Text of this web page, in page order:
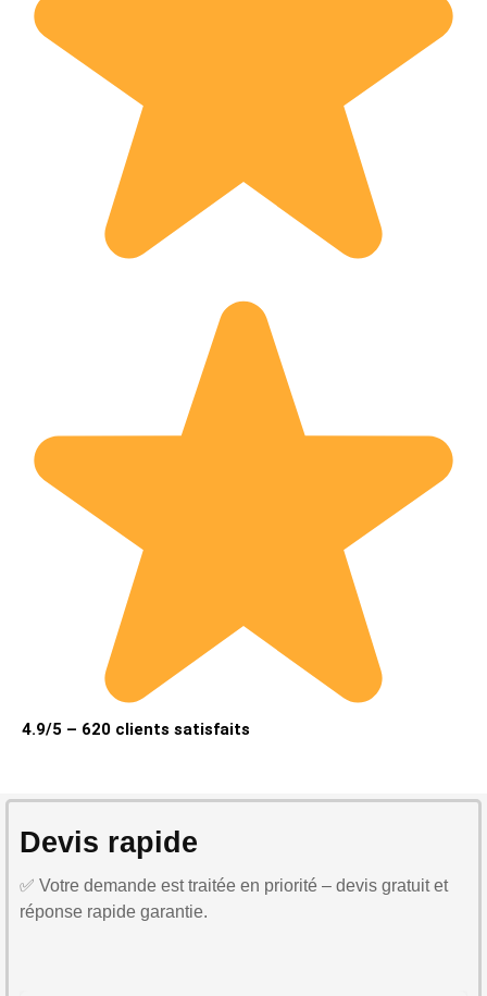
4.9/5 – 620 clients satisfaits
Devis rapide
✅ Votre demande est traitée en priorité – devis gratuit et
réponse rapide garantie.